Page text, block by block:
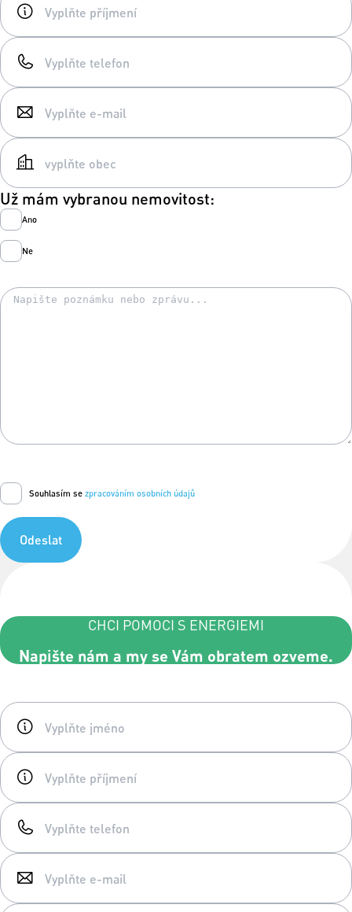
Už mám vybranou nemovitost:
Ano
Ne
Souhlasím se zpracováním osobních údajů
Odeslat
CHCI POMOCI S ENERGIEMI
Napište nám a my se Vám obratem ozveme.